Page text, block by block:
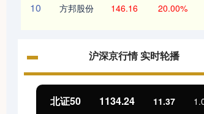
10 方邦股份 146.16 20.00%
沪深京行情 实时轮播
北证50 1134.24 11.37